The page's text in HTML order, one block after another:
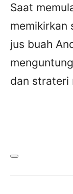
Saat
memikirkan
jus buah
dan strateri